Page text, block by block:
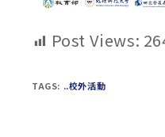
Post Views:
TAGS: ..校外活動